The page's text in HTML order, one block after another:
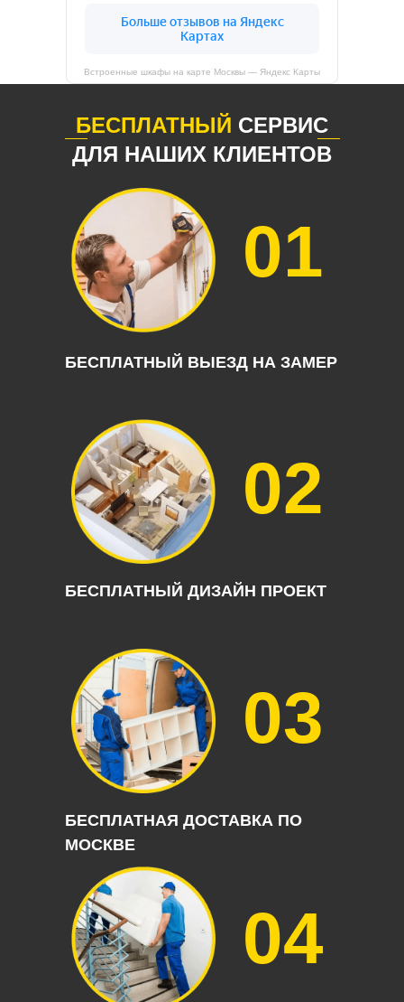
Встроенные шкафы на карте Москвы — Яндекс Карты
БЕСПЛАТНЫЙ ВЫЕЗД НА ЗАМЕР
01
БЕСПЛАТНЫЙ ДИЗАЙН ПРОЕКТ
02
БЕСПЛАТНАЯ ДОСТАВКА ПО
МОСКВЕ
03
04
БЕСПЛАТНЫЙ СЕРВИС
ДЛЯ НАШИХ КЛИЕНТОВ